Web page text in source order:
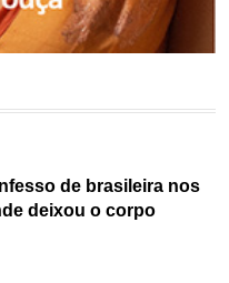
de brasileira nos
deixou o corpo